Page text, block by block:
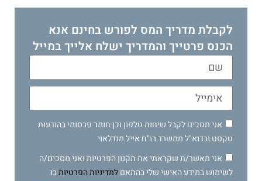
לקבלת מדריך המס לפורש בחינם אנא
הכנס פרטייך והמדריך ישלח אלייך במייל
אני מסכים לקבל שיחות טלפון וכן חומר פרסומי בהודעות
טקסט ובדוא"ל ממשרד רו"ח אייל מנדלאוי
אני מאשר/ת שקראתי את תקנון הפרטיות ואני מסכים/ה
לשימוש במידע האישי שלי בהתאםלמדיניות הפרטיותבו